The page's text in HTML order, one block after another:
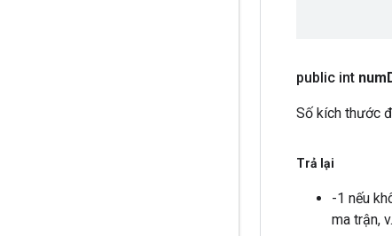
public int num
Số kích thước
Trả lại
-1 nếu
ma trận,